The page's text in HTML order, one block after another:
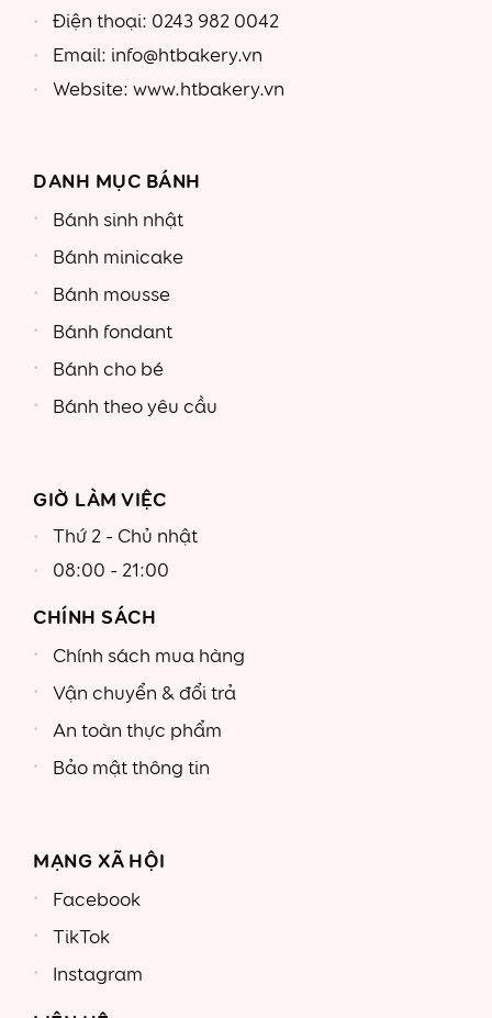
Điện thoại: 0243 982 0042
Email: info@htbakery.vn
Website: www.htbakery.vn
DANH MỤC BÁNH
Bánh sinh nhật
Bánh minicake
Bánh mousse
Bánh fondant
Bánh cho bé
Bánh theo yêu cầu
GIỜ LÀM VIỆC
Thứ 2 - Chủ nhật
08:00 - 21:00
CHÍNH SÁCH
Chính sách mua hàng
Vận chuyển & đổi trả
An toàn thực phẩm
Bảo mật thông tin
MẠNG XÃ HỘI
Facebook
TikTok
Instagram